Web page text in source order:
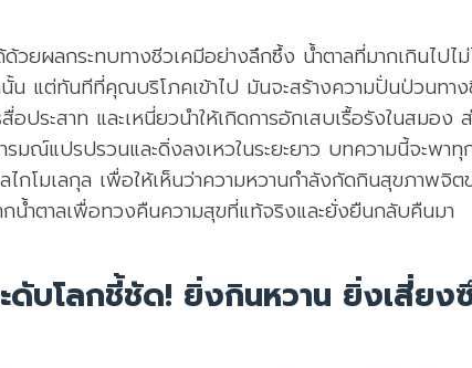
วยผลกระทบทางชีวเคมีอย่างลึกซึ้ง น้ำตาลที่มากเกินไปไ
านั้น แต่ทันทีที่คุณบริโภคเข้าไป มันจะสร้างความปั่นป่วนท
อประสาท และเหนี่ยวนำให้เกิดการอักเสบเรื้อรังในสมอง
มณ์แปรปรวนและดิ่งลงเหวในระยะยาว บทความนี้จะพาทุ
ไกโมเลกุล เพื่อให้เห็นว่าความหวานกำลังกัดกินสุขภาพ
กน้ำตาลเพื่อทวงคืนความสุขที่แท้จริงและยั่งยืนกลับคืนมา
ดับโลกชี้ชัด! ยิ่งกินหวาน ยิ่งเสี่ยง